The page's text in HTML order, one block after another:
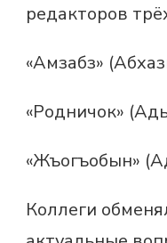
редакторов
«Амзабз»
«Родничок»
«Жъогъобын»
Коллеги